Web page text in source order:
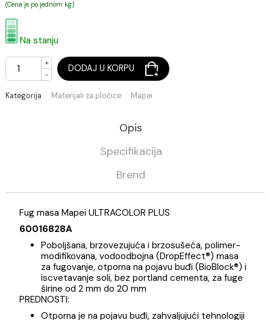
Cena je sa PDV-om
638,00 RSD / kg
(Cena je po jednom kg)
Na stanju
DODAJ U KORPU
Opis
Brend
Fug masa Mapei ULTRACOLOR PLUS
60016828A